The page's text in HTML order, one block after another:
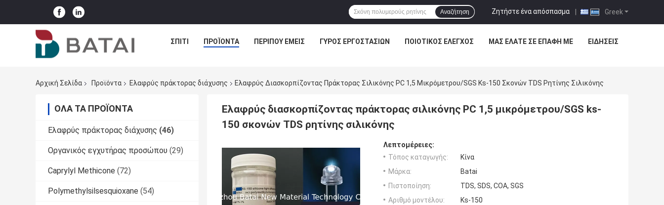
Greek
Ζητήστε ένα απόσπασμα |
Αναζήτηση
ΣΠΊΤΙ ΠΡΟΪΌΝΤΑ ΠΕΡΊΠΟΥ ΕΜΕΊΣ ΓΎΡΟΣ ΕΡΓΟΣΤΑΣΊΩΝ ΠΟΙΟΤΙΚΌΣ ΈΛΕΓΧΟΣ ΜΑΣ ΕΛΆΤΕ ΣΕ ΕΠΑΦΉ ΜΕ ΕΙΔΉΣΕΙΣ
Αρχική Σελίδα Προϊόντα Ελαφρύς πράκτορας διάχυσης Ελαφρύς Διασκορπίζοντας Πράκτορας Σιλικόνης PC 1,5 Μικρόμετρου/SGS Ks-150 Σκονών TDS Ρητίνης Σιλικόνης
ΌΛΑ ΤΑ ΠΡΟΪΌΝΤΑ
Ελαφρύς πράκτορας διάχυσης (46)
Οργανικός εγχυτήρας προσώπου (29)
Caprylyl Methicone (72)
Polymethylsilsesquioxane (54)
Ελαφρύς διασκορπίζοντας πράκτορας σιλικόνης PC 1,5 μικρόμετρου/SGS ks-
150 σκονών TDS ρητίνης σιλικόνης
Λεπτομέρειες:
Τόπος καταγωγής:
Κίνα
Μάρκα:
Batai
Πιστοποίηση:
TDS, SDS, COA, SGS
Αριθμό μοντέλου:
Ks-150